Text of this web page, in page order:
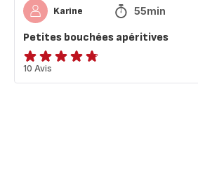
Karine 55min
Petites bouchées apéritives
ratings.4.7
10 Avis